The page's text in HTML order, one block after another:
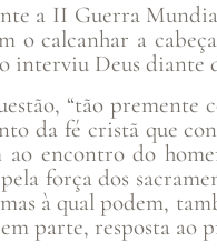
a II Guerra
o calcanhar a
interviu Deus
“tão
da fé cristã que
encontro do
força dos
à qual podem,
parte, resposta ao